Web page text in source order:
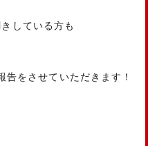
している方も
をさせていただきます！